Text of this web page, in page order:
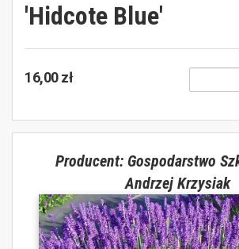
'Hidcote Blue'
16,00 zł
Producent: Gospodarstwo
Andrzej Krzysiak